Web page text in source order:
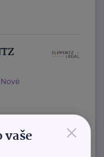
Nové
LEGAL
×